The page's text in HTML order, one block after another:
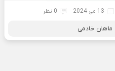
13 می 2024 0 نظر
ماهان خادمی